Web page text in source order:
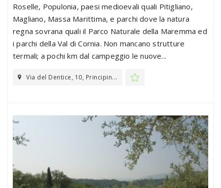
Roselle, Populonia, paesi medioevali quali Pitigliano,
Magliano, Massa Marittima, e parchi dove la natura
regna sovrana quali il Parco Naturale della Maremma ed
i parchi della Val di Cornia. Non mancano strutture
termali; a pochi km dal campeggio le nuove...
Via del Dentice, 10, Principin...